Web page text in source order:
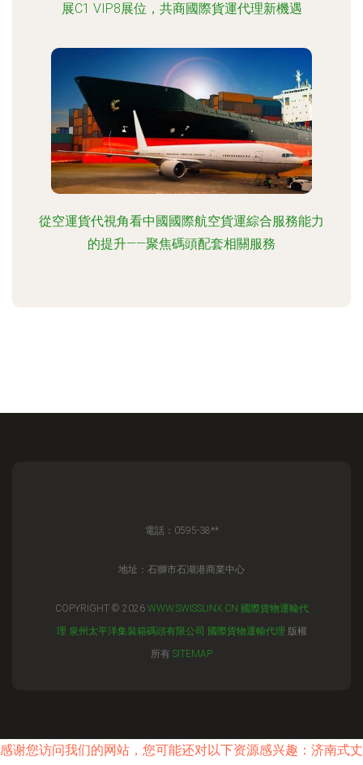
展C1 VIP8展位，共商國際貨運代理新機遇
從空運貨代視角看中國國際航空貨運綜合服務能力
的提升——聚焦碼頭配套相關服務
電話：0595-38**
地址：石獅市石湖港商業中心
COPYRIGHT © 2026 WWW.SWISSLINX.CN 國際貨物運輸代
理 泉州太平洋集裝箱碼頭有限公司 國際貨物運輸代理 版權
所有 SITEMAP
感谢您访问我们的网站，您可能还对以下资源感兴趣：济南式丈